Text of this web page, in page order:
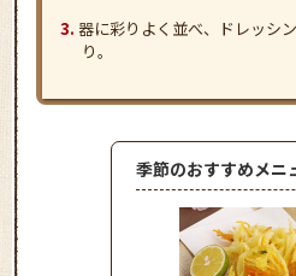
器に彩りよく並べ、ドレッシ
り。
季節のおすすめメニ